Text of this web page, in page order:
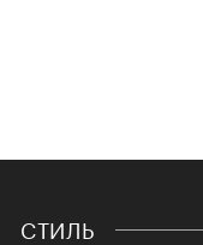
СТИЛЬ